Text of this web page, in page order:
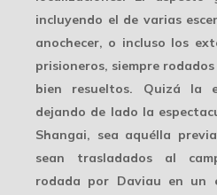
incluyendo el de varias
anochecer, o incluso los
prisioneros, siempre
bien resueltos. Quizá la
dejando de lado la
Shangai, sea aquélla
sean trasladados al
rodada por Daviau en un